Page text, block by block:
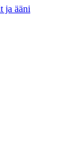
ja ääni